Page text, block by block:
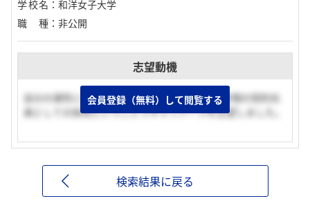
学校名 ： 和洋女子大学
職種 ： 非公開
志望動機
自分の適性に合った職種で働けるところと、2年間の契約社
員としての採用ということでキャリアーラを志望しました。
会員登録（無料）して閲覧する
検索結果に戻る